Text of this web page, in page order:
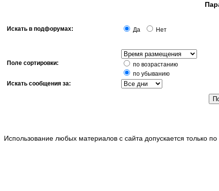
Искать в подфорумах: Да Нет
Поле сортировки:
по возрастанию
по убыванию
Искать сообщения за:
Использование любых материалов с сайта допускается только